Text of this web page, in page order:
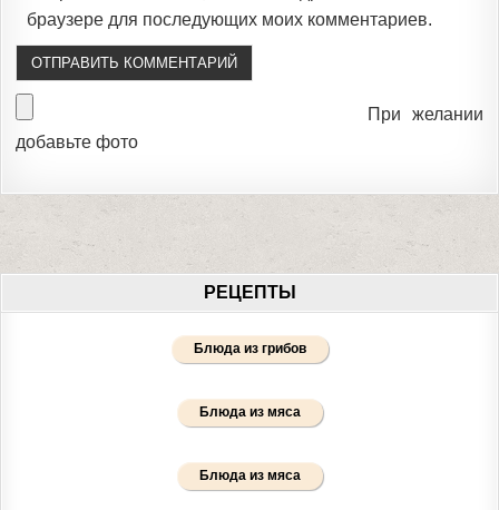
браузере для последующих моих комментариев.
При желании
добавьте фото
РЕЦЕПТЫ
Блюда из грибов
Блюда из мяса
Блюда из мяса